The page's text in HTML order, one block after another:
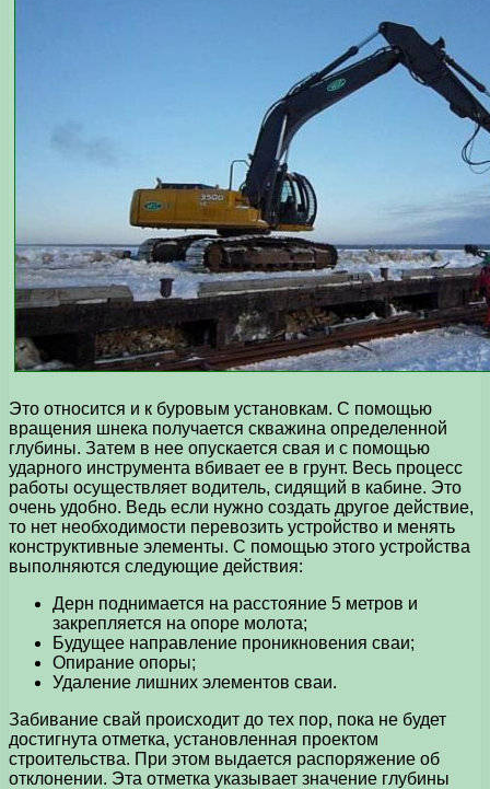
Это относится и к буровым установкам. С помощью
вращения шнека получается скважина определенной
глубины. Затем в нее опускается свая и с помощью
ударного инструмента вбивает ее в грунт. Весь процесс
работы осуществляет водитель, сидящий в кабине. Это
очень удобно. Ведь если нужно создать другое действие,
то нет необходимости перевозить устройство и менять
конструктивные элементы. С помощью этого устройства
выполняются следующие действия:
Дерн поднимается на расстояние 5 метров и
закрепляется на опоре молота;
Будущее направление проникновения сваи;
Опирание опоры;
Удаление лишних элементов сваи.
Забивание свай происходит до тех пор, пока не будет
достигнута отметка, установленная проектом
строительства. При этом выдается распоряжение об
отклонении. Эта отметка указывает значение глубины